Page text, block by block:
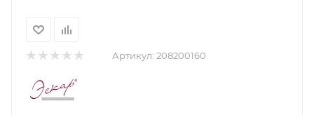
Артикул: 208200160